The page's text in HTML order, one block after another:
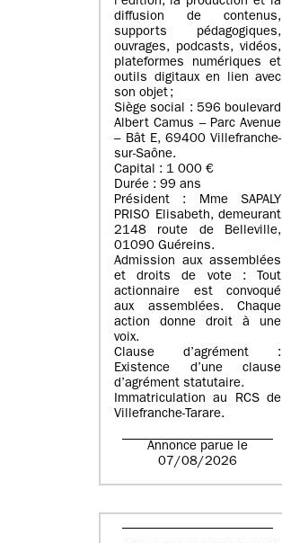
diffusion de contenus,
supports pédagogiques,
ouvrages, podcasts, vidéos,
plateformes numériques et
outils digitaux en lien avec
son objet ;
Siège social : 596 boulevard
Albert Camus – Parc Avenue
– Bât E, 69400 Villefranche-
sur-Saône.
Capital : 1 000 €
Durée : 99 ans
Président : Mme SAPALY
PRISO Elisabeth, demeurant
2148 route de Belleville,
01090 Guéreins.
Admission aux assemblées
et droits de vote : Tout
actionnaire est convoqué
aux assemblées. Chaque
action donne droit à une
voix.
Clause d’agrément :
Existence d’une clause
d’agrément statutaire.
Immatriculation au RCS de
Villefranche-Tarare.
Annonce parue le
07/08/2026